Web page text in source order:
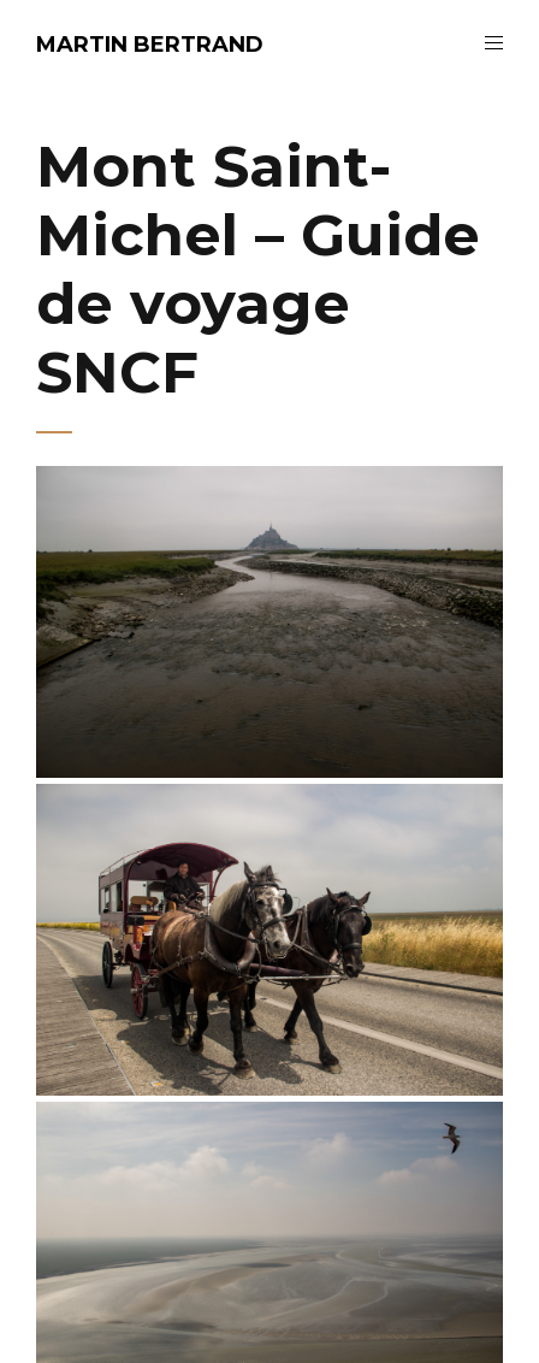
MARTIN BERTRAND
Mont Saint-
Michel – Guide
de voyage
SNCF